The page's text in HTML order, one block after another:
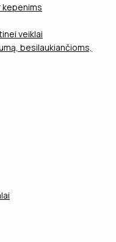
kepenims
veiklai
besilaukiančioms,